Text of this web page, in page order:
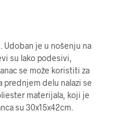
Udoban je u nošenju na
su lako podesivi,
se može koristiti za
delu nalazi se
materijala, koji je
su 30x15x42cm.